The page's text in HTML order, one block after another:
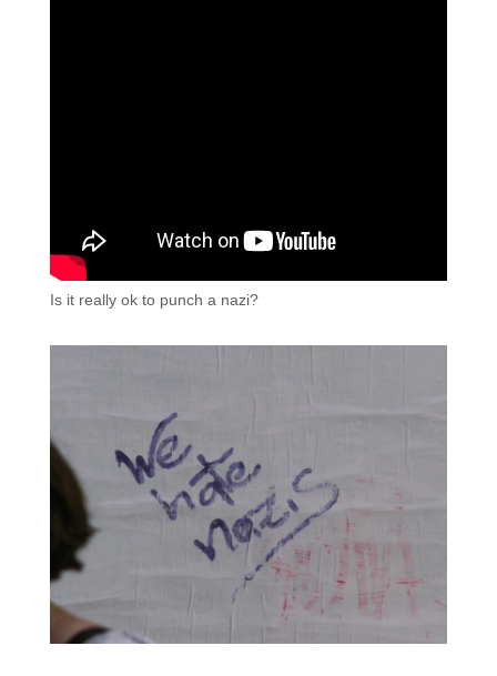
Is it really ok to punch a nazi?